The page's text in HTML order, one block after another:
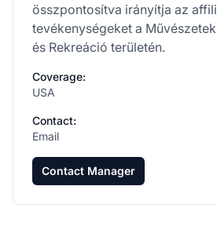
összpontosítva irányítja az
tevékenységeket a
és Rekreáció területén.
Coverage:
USA
Contact:
Email
Contact Manager